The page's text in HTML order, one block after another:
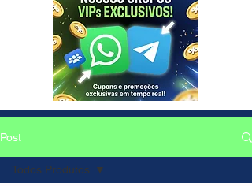
Post
Todos Produtos